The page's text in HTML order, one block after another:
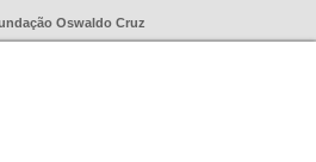
Oswaldo Cruz